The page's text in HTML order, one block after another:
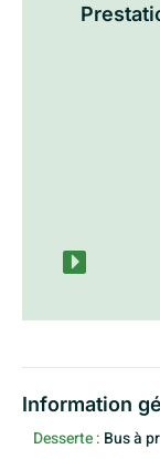
Information
Desserte : Bus à